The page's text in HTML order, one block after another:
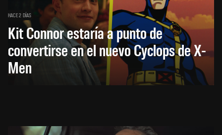
HACE 2 DÍAS
Kit Connor estaría a punto de
convertirse en el nuevo Cyclops de X-
Men